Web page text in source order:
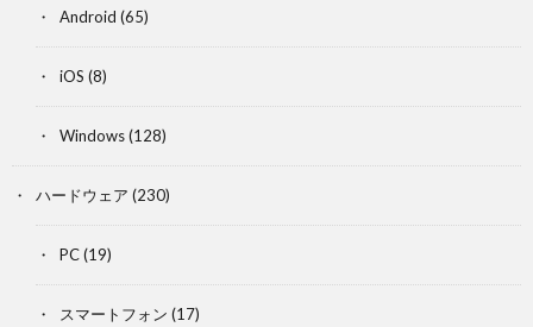
Android (65)
iOS (8)
Windows(128)
ハードウェア (230)
PC(19)
スマートフォン (17)